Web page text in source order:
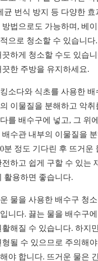
균 번식 방지 등 다양한
방법으로도 가능하며, 베
으로 청소할 수 있습니
끗하게 청소할 수도 있습
끗한 주방을 유지하세요.
소다와 식초를 사용한
이물질을 분해하고 악
를 배수구에 넣고, 그 위
배수관 내부의 이물질을
분 정도 기다린 후 뜨거
전하고 쉽게 구할 수 있는
활용하면 좋습니다.
물을 사용한 배수구 청
니다. 끓는 물을 배수구
활해질 수 있습니다. 하지
형될 수 있으므로 주의해
야 합니다. 뜨거운 물은